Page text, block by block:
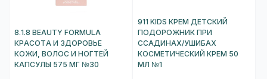
8.1.8 BEAUTY FORMULA
КРАСОТА И ЗДОРОВЬЕ
КОЖИ, ВОЛОС И НОГТЕЙ
КАПСУЛЫ 575 МГ №30
911 KIDS КРЕМ ДЕТСКИЙ
ПОДОРОЖНИК ПРИ
ССАДИНАХ/УШИБАХ
КОСМЕТИЧЕСКИЙ КРЕМ 50
МЛ №1